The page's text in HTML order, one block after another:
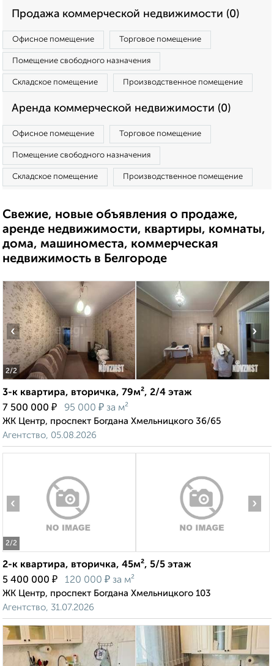
Продажа коммерческой недвижимости (0)
Офисное помещение Торговое помещение
Помещение свободного назначения
Складское помещение Производственное помещение
Аренда коммерческой недвижимости (0)
Офисное помещение Торговое помещение
Помещение свободного назначения
Складское помещение Производственное помещение
Свежие, новые объявления о продаже,
аренде недвижимости, квартиры, комнаты,
дома, машиноместа, коммерческая
недвижимость в Белгороде
2/2
‹ ›
3-к квартира, вторичка, 79м², 2/4 этаж
7 500 000 ₽ 95 000 ₽ за м²
ЖК Центр, проспект Богдана Хмельницкого 36/65
Агентство, 05.08.2026
2/2
‹ ›
2-к квартира, вторичка, 45м², 5/5 этаж
5 400 000 ₽ 120 000 ₽ за м²
ЖК Центр, проспект Богдана Хмельницкого 103
Агентство, 31.07.2026